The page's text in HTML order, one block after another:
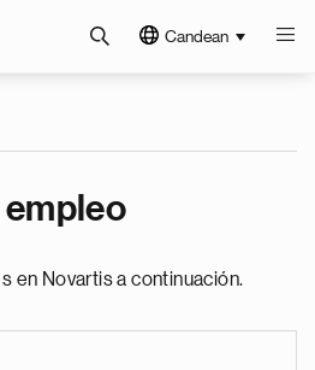
Candean
empleo
en Novartis a continuación.